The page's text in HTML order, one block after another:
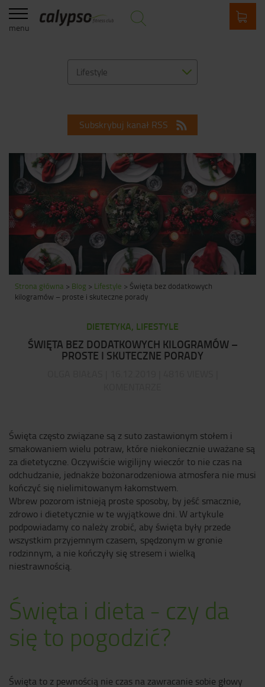
menu
Lifestyle
Subskrybuj kanał RSS
Strona główna > Blog > Lifestyle > Święta bez dodatkowych
kilogramów – proste i skuteczne porady
DIETETYKA, LIFESTYLE
ŚWIĘTA BEZ DODATKOWYCH KILOGRAMÓW –
PROSTE I SKUTECZNE PORADY
Święta często związane są z suto zastawionym stołem i
smakowaniem wielu potraw, które niekoniecznie uważane są
za dietetyczne. Oczywiście wigilijny wieczór to nie czas na
odchudzanie, jednakże bożonarodzeniowa atmosfera nie musi
kończyć się nielimitowanym łakomstwem.
Wbrew pozorom istnieją proste sposoby, by jeść smacznie,
zdrowo i dietetycznie w te wyjątkowe dni. W artykule
podpowiadamy co należy zrobić, aby święta były przede
wszystkim przyjemnym czasem, spędzonym w gronie
rodzinnym, a nie kończyły się stresem i wielką
niestrawnością.
Święta i dieta - czy da
się to pogodzić?
Święta to z pewnością nie czas na zawracanie sobie głowy